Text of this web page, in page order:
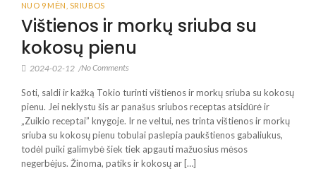
NUO 9 MĖN SRIUBOS
Vištienos ir morkų sriuba su
kokosų pienu
2024-02-12 /No Comments
Soti, saldi ir kažką Tokio turinti vištienos ir morkų sriuba su kokosų
pienu. Jei neklystu šis ar panašus sriubos receptas atsidūrė ir
„Zuikio receptai” knygoje. Ir ne veltui, nes trinta vištienos ir morkų
sriuba su kokosų pienu tobulai paslepia paukštienos gabaliukus,
todėl puiki galimybė šiek tiek apgauti mažuosius mėsos
negerbėjus. Žinoma, patiks ir kokosų ar […]